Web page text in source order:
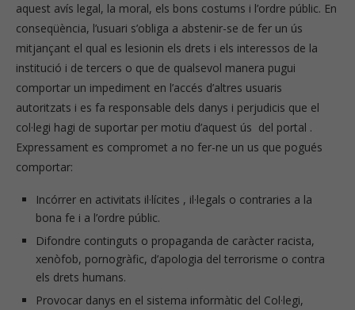
aquest avís legal, la moral, els bons costums i l’ordre públic. En
conseqüència, l’usuari s’obliga a abstenir-se de fer un ús
mitjançant el qual es lesionin els drets i els interessos de la
institució i de tercers o que de qualsevol manera pugui
comportar un impediment en l’accés d’altres usuaris
autoritzats i es fa responsable dels danys i perjudicis que el
col·legi hagi de suportar per motiu d’aquest ús del portal .
Expressament es compromet a no fer-ne un us que pogués
comportar:
Incórrer en activitats il·lícites , il·legals o contraries a la
bona fe i a l’ordre públic.
Difondre continguts o propaganda de caràcter racista,
xenòfob, pornogràfic, d’apologia del terrorisme o contra
els drets humans.
Provocar danys en el sistema informàtic del Col·legi,